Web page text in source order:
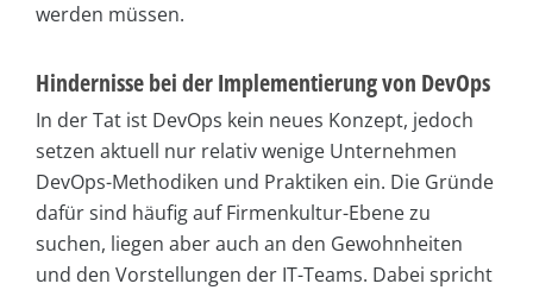
werden müssen.
Hindernisse bei der Implementierung von DevOps
In der Tat ist DevOps kein neues Konzept, jedoch
setzen aktuell nur relativ wenige Unternehmen
DevOps-Methodiken und Praktiken ein. Die Gründe
dafür sind häufig auf Firmenkultur-Ebene zu
suchen, liegen aber auch an den Gewohnheiten
und den Vorstellungen der IT-Teams. Dabei spricht